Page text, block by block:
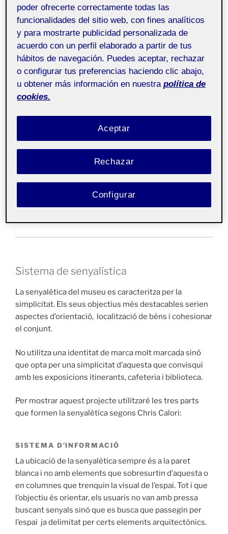
Sistema de senyalística
La senyalètica del museu es caracteritza per la
simplicitat. Els seus objectius més destacables serien
aspectes d’orientació, localització de béns i cohesionar
el conjunt.
No utilitza una identitat de marca molt marcada sinó
que opta per una simplicitat d’aquesta que convisqui
amb les exposicions itinerants, cafeteria i biblioteca.
Per mostrar aquest projecte utilitzaré les tres parts
que formen la senyalètica segons Chris Calori:
SISTEMA D’INFORMACIÓ
La ubicació de la senyalètica sempre és a la paret
blanca i no amb elements que sobresurtin d’aquesta o
en columnes que trenquin la visual de l’espai. Tot i que
l’objectiu és orientar, els usuaris no van amb pressa
buscant senyals sinó que es busca que passegin per
l’espai ja delimitat per certs elements arquitectònics.
poder ofrecerte correctamente todas las
funcionalidades del sitio web, con fines analíticos
y para mostrarte publicidad personalizada de
acuerdo con un perfil elaborado a partir de tus
hábitos de navegación. Puedes aceptar, rechazar
o configurar tus preferencias haciendo clic abajo,
u obtener más información en nuestra política de
cookies.
Rechazar
Aceptar
Configurar